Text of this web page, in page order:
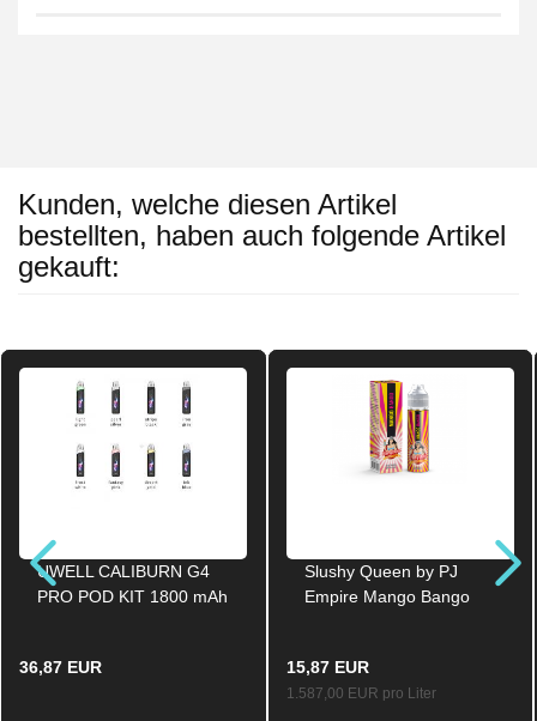
Kunden, welche diesen Artikel
bestellten, haben auch folgende Artikel
gekauft:
UWELL CALIBURN G4
PRO POD KIT 1800 mAh
36,87 EUR
Slushy Queen by PJ
Empire Mango Bango
15,87 EUR
1.587,00 EUR pro Liter